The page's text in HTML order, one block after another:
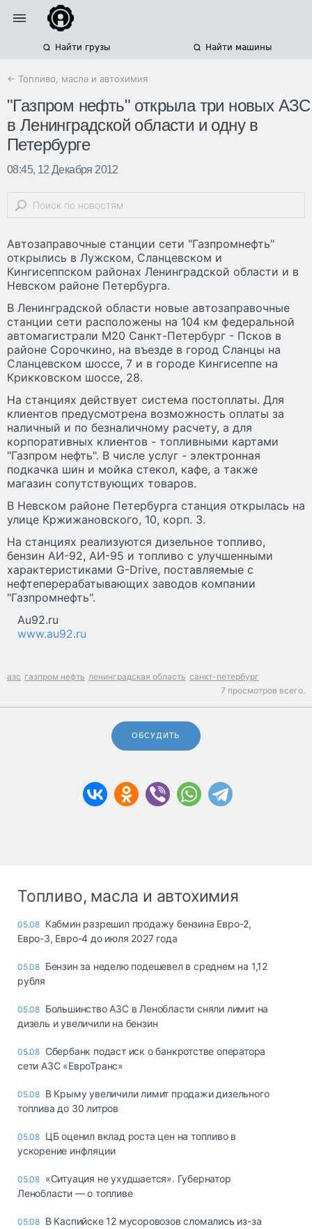
Найти грузы Найти машины
← Топливо, масла и автохимия
"Газпром нефть" открыла три новых АЗС
в Ленинградской области и одну в
Петербурге
08:45, 12 Декабря 2012
Автозаправочные станции сети "Газпромнефть"
открылись в Лужском, Сланцевском и
Кингисеппском районах Ленинградской области и в
Невском районе Петербурга.
В Ленинградской области новые автозаправочные
станции сети расположены на 104 км федеральной
автомагистрали М20 Санкт-Петербург - Псков в
районе Сорочкино, на въезде в город Сланцы на
Сланцевском шоссе, 7 и в городе Кингисеппе на
Крикковском шоссе, 28.
На станциях действует система постоплаты. Для
клиентов предусмотрена возможность оплаты за
наличный и по безналичному расчету, а для
корпоративных клиентов - топливными картами
"Газпром нефть". В числе услуг - электронная
подкачка шин и мойка стекол, кафе, а также
магазин сопутствующих товаров.
В Невском районе Петербурга станция открылась на
улице Кржижановского, 10, корп. 3.
На станциях реализуются дизельное топливо,
бензин АИ-92, АИ-95 и топливо с улучшенными
характеристиками G-Drive, поставляемые с
нефтеперерабатывающих заводов компании
"Газпромнефть".
Au92.ru
www.au92.ru
азс газпром нефть ленинградская область санкт-петербург
7 просмотров всего.
ОБСУДИТЬ
Топливо, масла и автохимия
05.08 Кабмин разрешил продажу бензина Евро-2,
Евро-3, Евро-4 до июля 2027 года
05.08 Бензин за неделю подешевел в среднем на 1,12
рубля
05.08 Большинство АЗС в Ленобласти сняли лимит на
дизель и увеличили на бензин
05.08 Сбербанк подаст иск о банкротстве оператора
сети АЗС «ЕвроТранс»
05.08 В Крыму увеличили лимит продажи дизельного
топлива до 30 литров
05.08 ЦБ оценил вклад роста цен на топливо в
ускорение инфляции
05.08 «Ситуация не ухудшается». Губернатор
Ленобласти — о топливе
05.08 В Каспийске 12 мусоровозов сломались из-за